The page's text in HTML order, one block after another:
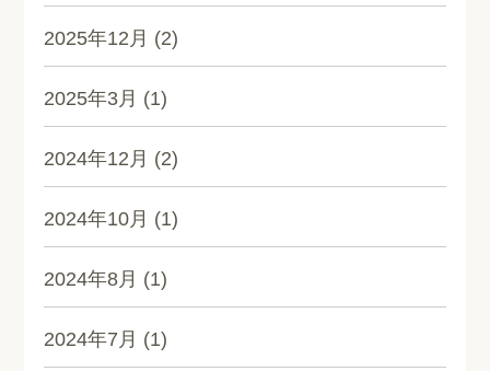
2025年12月 (2)
2025年3月 (1)
2024年12月 (2)
2024年10月 (1)
2024年8月 (1)
2024年7月 (1)